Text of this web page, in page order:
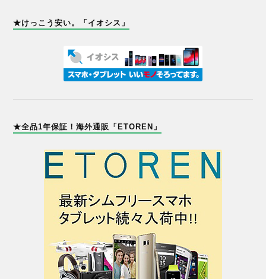
★けっこう安い。「イオシス」
★全品1年保証！海外通販「ETOREN」